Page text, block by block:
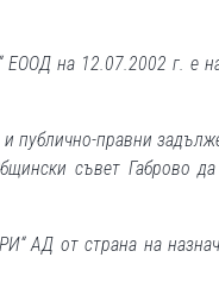
на 12.07.2002 г. е
публично-правни
съвет Габрово да
АД от страна на